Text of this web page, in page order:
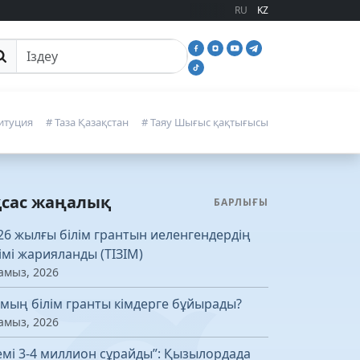
RU KZ
іздеу
# Таза Қазақстан # Таяу Шығыс қақтығысы
жаңалық БАРЛЫҒЫ
жылғы білім грантын иеленгендердің
жарияланды (ТІЗІМ)
2026
білім гранты кімдерге бұйырады?
2026
3-4 миллион сұрайды”: Қызылордада